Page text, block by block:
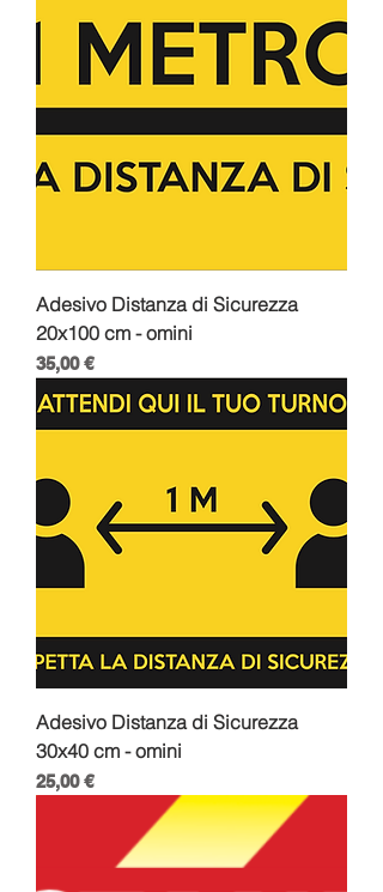
Adesivo Distanza di Sicurezza
20x100 cm - omini
Prezzo
35,00 €
Adesivo Distanza di Sicurezza
30x40 cm - omini
Prezzo
25,00 €